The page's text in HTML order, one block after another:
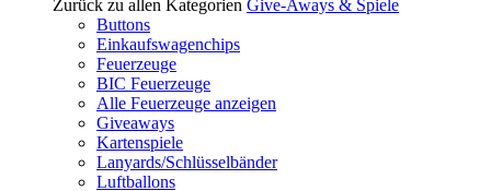
Zurück zu allen Kategorien Give-Aways & Spiele
Buttons
Einkaufswagenchips
Feuerzeuge
BIC Feuerzeuge
Alle Feuerzeuge anzeigen
Giveaways
Kartenspiele
Lanyards/Schlüsselbänder
Luftballons